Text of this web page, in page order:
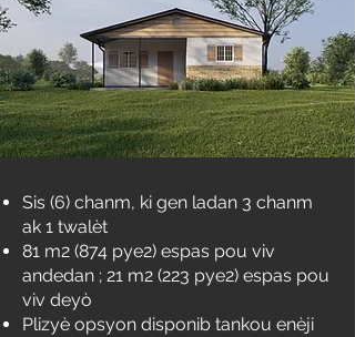
Sis (6) chanm, ki gen ladan 3 chanm
ak 1 twalèt
81 m2 (874 pye2) espas pou viv
andedan ; 21 m2 (223 pye2) espas pou
viv deyò
Plizyè opsyon disponib tankou enèji